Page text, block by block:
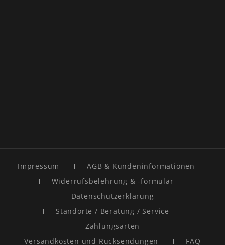
Impressum
AGB & Kundeninformationen
Widerrufsbelehrung & -formular
Datenschutzerklärung
Standorte / Beratung / Service
Zahlungsarten
Versandkosten und Rücksendungen
FAQ